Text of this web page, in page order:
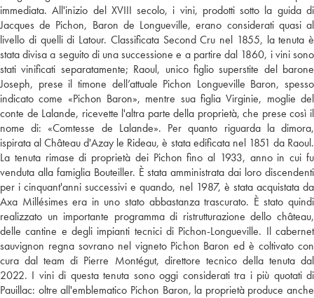
immediata. All'inizio del XVIII secolo, i vini, prodotti sotto la guida di
Jacques de Pichon, Baron de Longueville, erano considerati quasi al
livello di quelli di Latour. Classificata Second Cru nel 1855, la tenuta è
stata divisa a seguito di una successione e a partire dal 1860, i vini sono
stati vinificati separatamente; Raoul, unico figlio superstite del barone
Joseph, prese il timone dell’attuale Pichon Longueville Baron, spesso
indicato come «Pichon Baron», mentre sua figlia Virginie, moglie del
conte de Lalande, ricevette l'altra parte della proprietà, che prese così il
nome di: «Comtesse de Lalande». Per quanto riguarda la dimora,
ispirata al Château d'Azay le Rideau, è stata edificata nel 1851 da Raoul.
La tenuta rimase di proprietà dei Pichon fino al 1933, anno in cui fu
venduta alla famiglia Bouteiller. È stata amministrata dai loro discendenti
per i cinquant'anni successivi e quando, nel 1987, è stata acquistata da
Axa Millésimes era in uno stato abbastanza trascurato. È stato quindi
realizzato un importante programma di ristrutturazione dello château,
delle cantine e degli impianti tecnici di Pichon-Longueville. Il cabernet
sauvignon regna sovrano nel vigneto Pichon Baron ed è coltivato con
cura dal team di Pierre Montégut, direttore tecnico della tenuta dal
2022. I vini di questa tenuta sono oggi considerati tra i più quotati di
Pauillac: oltre all'emblematico Pichon Baron, la proprietà produce anche